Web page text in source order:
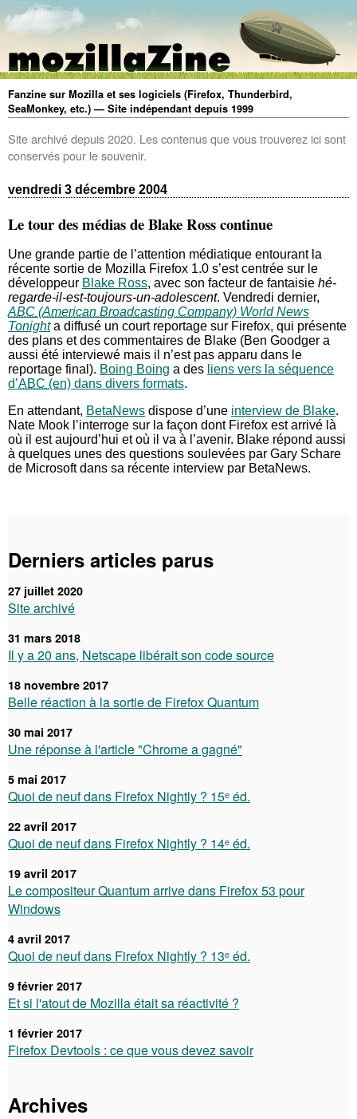
Fanzine sur Mozilla et ses logiciels (Firefox, Thunderbird,
SeaMonkey, etc.) — Site indépendant depuis 1999
Site archivé depuis 2020. Les contenus que vous trouverez ici sont
conservés pour le souvenir.
vendredi 3 décembre 2004
Le tour des médias de Blake Ross continue
Une grande partie de l’attention médiatique entourant la
récente sortie de Mozilla Firefox 1.0 s’est centrée sur le
développeur Blake Ross, avec son facteur de fantaisie hé-
regarde-il-est-toujours-un-adolescent. Vendredi dernier,
ABC
World News
Tonighta diffusé un court reportage sur Firefox, qui présente
des plans et des commentaires de Blake (Ben Goodger a
aussi été interviewé mais il n’est pas apparu dans le
reportage final). Boing Boing a des liens vers la séquence
d’ABC dans divers formats.
En attendant, BetaNews dispose d’une interview de Blake.
Nate Mook l’interroge sur la façon dont Firefox est arrivé là
où il est aujourd’hui et où il va à l’avenir. Blake répond aussi
à quelques unes des questions soulevées par Gary Schare
de Microsoft dans sa récente interview par BetaNews.
Derniers articles parus
27 juillet 2020
Site archivé
31 mars 2018
Il y a 20 ans, Netscape libérait son code source
18 novembre 2017
Belle réaction à la sortie de Firefox Quantum
30 mai 2017
Une réponse à l'article "Chrome a gagné"
5 mai 2017
Quoi de neuf dans Firefox Nightly ? 15ᵉ éd.
22 avril 2017
Quoi de neuf dans Firefox Nightly ? 14ᵉ éd.
19 avril 2017
Le compositeur Quantum arrive dans Firefox 53 pour
Windows
4 avril 2017
Quoi de neuf dans Firefox Nightly ? 13ᵉ éd.
9 février 2017
Et si l'atout de Mozilla était sa réactivité ?
1 février 2017
Firefox Devtools : ce que vous devez savoir
Archives